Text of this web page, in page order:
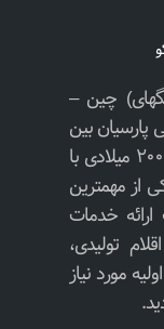
چین –
پارسیان بین
الملل میباشد که فعالیت خود را در سال ۲۰۰۹ میلادی با
از مهمترین
خدمات
تولیدی،
مورد نیاز